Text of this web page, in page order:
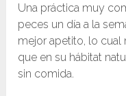
Una práctica muy
peces un día a la
mejor apetito, lo cual
que en su hábitat
sin comida.